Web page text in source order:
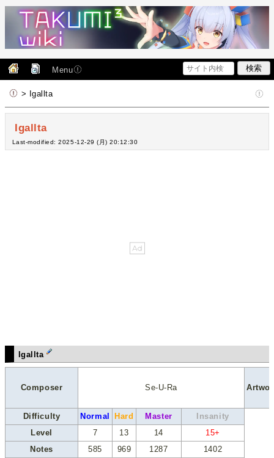
Menu
> Igallta
Igallta
Last-modified: 2025-12-29 (月) 20:12:30
Igallta
Composer Se-U-Ra
Difficulty Normal Hard Master
Insanity
Level
7 13 14
15+
Notes
585 969 1287 1402